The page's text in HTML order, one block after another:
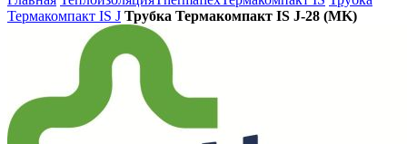
Термакомпакт IS J Трубка Термакомпакт IS J-28 (MK)